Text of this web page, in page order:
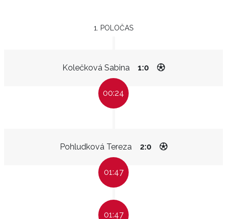
1. POLOČAS
Kolečková Sabina 1:0
00:24
Pohludková Tereza 2:0
01:47
01:47